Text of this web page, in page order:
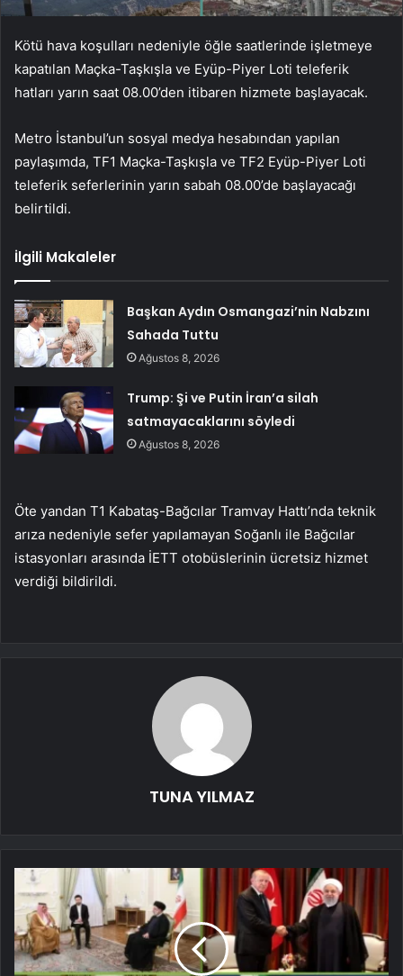
Kötü hava koşulları nedeniyle öğle saatlerinde işletmeye
kapatılan Maçka-Taşkışla ve Eyüp-Piyer Loti teleferik
hatları yarın saat 08.00’den itibaren hizmete başlayacak.
Metro İstanbul’un sosyal medya hesabından yapılan
paylaşımda, TF1 Maçka-Taşkışla ve TF2 Eyüp-Piyer Loti
teleferik seferlerinin yarın sabah 08.00’de başlayacağı
belirtildi.
İlgili Makaleler
Başkan Aydın Osmangazi’nin Nabzını
Sahada Tuttu
Ağustos 8, 2026
Trump: Şi ve Putin İran’a silah
satmayacaklarını söyledi
Ağustos 8, 2026
Öte yandan T1 Kabataş-Bağcılar Tramvay Hattı’nda teknik
arıza nedeniyle sefer yapılamayan Soğanlı ile Bağcılar
istasyonları arasında İETT otobüslerinin ücretsiz hizmet
verdiği bildirildi.
TUNA YILMAZ